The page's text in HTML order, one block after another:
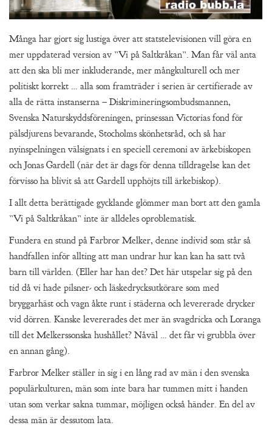
Många har gjort sig lustiga över att statstelevisionen vill göra en
mer uppdaterad version av ”Vi på Saltkråkan”. Man får väl anta
att den ska bli mer inkluderande, mer mångkulturell och mer
politiskt korrekt … alla som framträder i serien är certifierade av
alla de rätta instanserna – Diskrimineringsombudsmannen,
Svenska Naturskyddsföreningen, prinsessan Victorias fond för
pälsdjurens bevarande, Stocholms skönhetsråd, och så har
nyinspelningen välsignats i en speciell ceremoni av ärkebiskopen
och Jonas Gardell (när det är dags för denna tilldragelse kan det
förvisso ha blivit så att Gardell upphöjts till ärkebiskop).
I allt detta berättigade gycklande glömmer man bort att den gamla
”Vi på Saltkråkan” inte är alldeles oproblematisk.
Fundera en stund på Farbror Melker, denne individ som står så
handfallen inför allting att man undrar hur kan kan ha satt två
barn till världen. (Eller har han det? Det här utspelar sig på den
tid då vi hade pilsner- och läskedrycksutkörare som med
bryggarhäst och vagn åkte runt i städerna och levererade drycker
vid dörren. Kanske levererades det mer än svagdricka och Loranga
till det Melkerssonska hushållet? Nåväl … det får vi grubbla över
en annan gång).
Farbror Melker ställer in sig i en lång rad av män i den svenska
populärkulturen, män som inte bara har tummen mitt i handen
utan som verkar sakna tummar, möjligen också händer. En del av
dessa män är dessutom lata.